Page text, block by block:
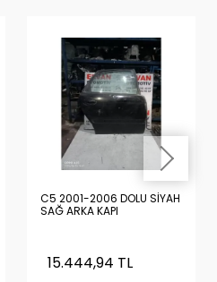
C5 2001-2006 DOLU SİYAH
SAĞ ARKA KAPI
15.444,94 TL